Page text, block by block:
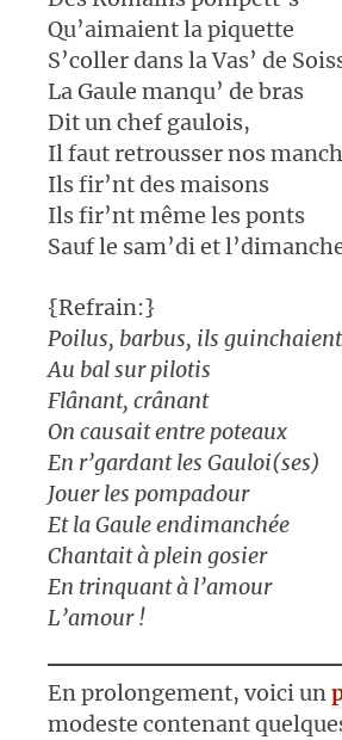
Qu’aimaient la piquette
S’coller dans la Vas’ de
La Gaule manqu’ de bras
Dit un chef gaulois,
Il faut retrousser nos
Ils fir’nt des maisons
Ils fir’nt même les ponts
Sauf le sam’di et
{Refrain:}
Poilus, barbus, ils
Au bal sur pilotis
Flânant, crânant
On causait entre poteaux
En r’gardant les Gauloi(ses)
Jouer les pompadour
Et la Gaule endimanchée
Chantait à plein gosier
En trinquant à l’amour
L’amour !
En prolongement, voici un
modeste contenant